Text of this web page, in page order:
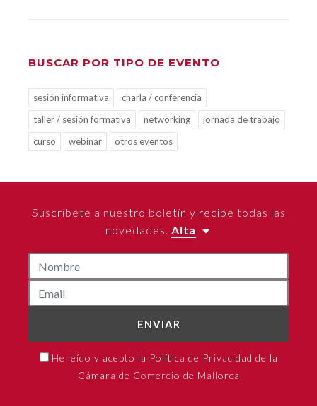
BUSCAR POR TIPO DE EVENTO
sesión informativa
charla / conferencia
taller / sesión formativa
networking
jornada de trabajo
curso
webinar otros eventos
Suscríbete a nuestro boletín y recibe todas las
novedades. Alta
ENVIAR
He leído y acepto la Política de Privacidad de la
Cámara de Comercio de Mallorca